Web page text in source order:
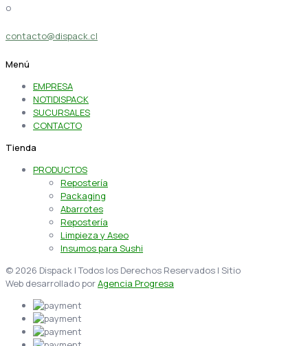
o
contacto@dispack.cl
Menú
EMPRESA
NOTIDISPACK
SUCURSALES
CONTACTO
Tienda
PRODUCTOS
Repostería
Packaging
Abarrotes
Repostería
Limpieza y Aseo
Insumos para Sushi
© 2026 Dispack | Todos los Derechos Reservados | Sitio
Web desarrollado porAgencia Progresa